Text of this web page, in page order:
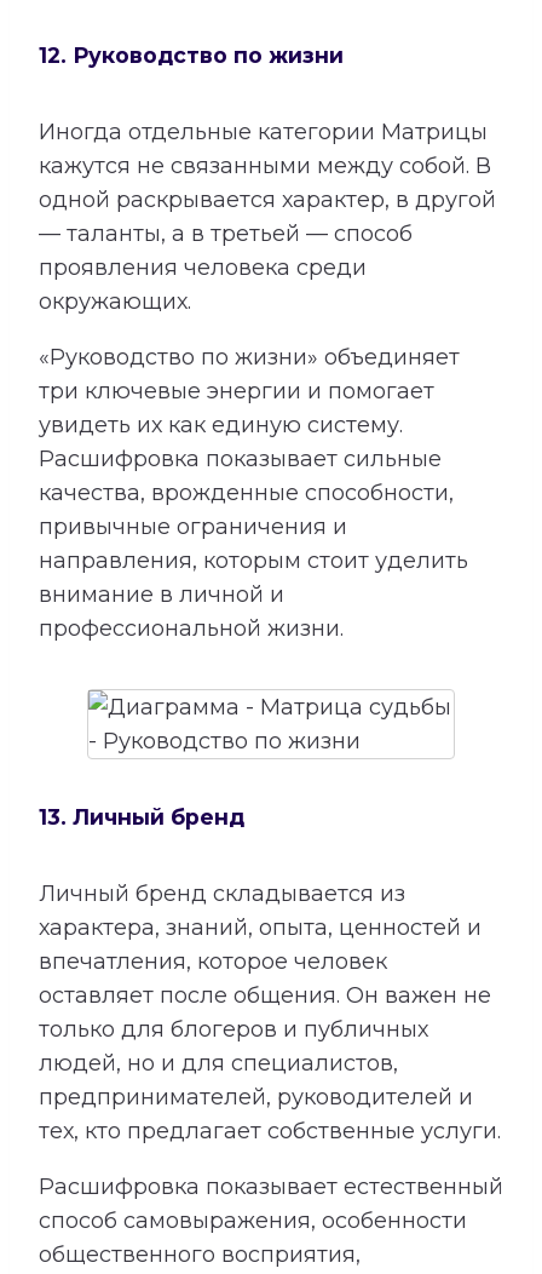
12. Руководство по жизни
Иногда отдельные категории Матрицы
кажутся не связанными между собой. В
одной раскрывается характер, в другой
— таланты, а в третьей — способ
проявления человека среди
окружающих.
«Руководство по жизни» объединяет
три ключевые энергии и помогает
увидеть их как единую систему.
Расшифровка показывает сильные
качества, врожденные способности,
привычные ограничения и
направления, которым стоит уделить
внимание в личной и
профессиональной жизни.
13. Личный бренд
Личный бренд складывается из
характера, знаний, опыта, ценностей и
впечатления, которое человек
оставляет после общения. Он важен не
только для блогеров и публичных
людей, но и для специалистов,
предпринимателей, руководителей и
тех, кто предлагает собственные услуги.
Расшифровка показывает естественный
способ самовыражения, особенности
общественного восприятия,